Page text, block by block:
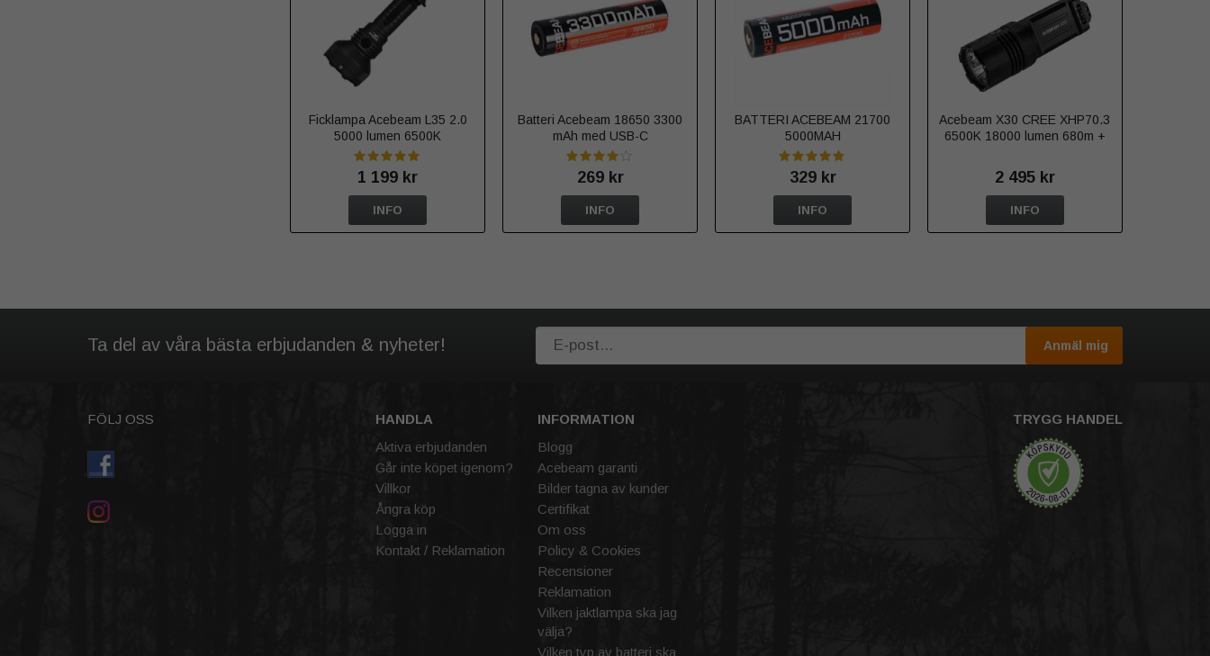
Ficklampa Acebeam L35 2.0
5000 lumen 6500K
1 199 kr
INFO
Batteri Acebeam 18650 3300
mAh med USB-C
269 kr
INFO
BATTERI ACEBEAM 21700
5000MAH
329 kr
INFO
Acebeam X30 CREE XHP70.3
6500K 18000 lumen 680m +
2 495 kr
INFO
Ta del av våra bästa erbjudanden & nyheter! Anmäl mig
FÖLJ OSS
HANDLA
Aktiva erbjudanden
Går inte köpet igenom?
Villkor
Ångra köp
Logga in
Kontakt / Reklamation
INFORMATION
Blogg
Acebeam garanti
Bilder tagna av kunder
Certifikat
Om oss
Policy & Cookies
Recensioner
Reklamation
Vilken jaktlampa ska jag
välja?
Vilken typ av batteri ska
TRYGG HANDEL